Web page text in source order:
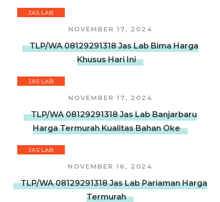
JAS LAB
NOVEMBER 17, 2024
TLP/WA 08129291318 Jas Lab Bima Harga
Khusus Hari Ini
JAS LAB
NOVEMBER 17, 2024
TLP/WA 08129291318 Jas Lab Banjarbaru
Harga Termurah Kualitas Bahan Oke
JAS LAB
NOVEMBER 16, 2024
TLP/WA 08129291318 Jas Lab Pariaman Harga
Termurah